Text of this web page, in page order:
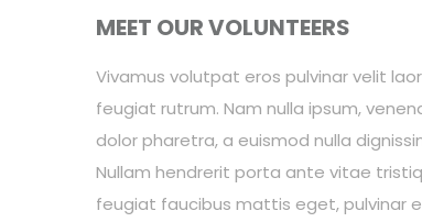
MEET OUR VOLUNTEERS
Vivamus volutpat eros pulvinar velit
feugiat rutrum. Nam nulla ipsum,
dolor pharetra, a euismod nulla
Nullam hendrerit porta ante vitae
feugiat faucibus mattis eget, pulvinar